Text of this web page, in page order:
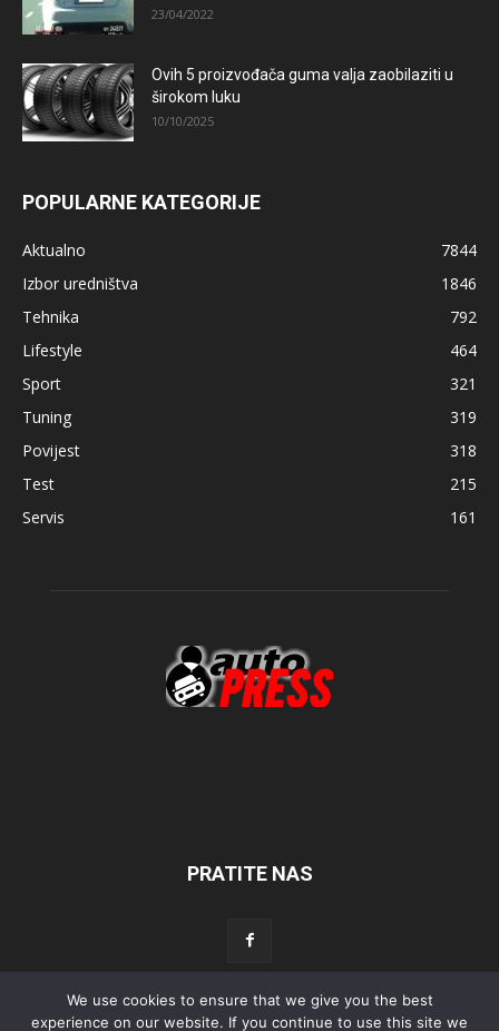
23/04/2022
Ovih 5 proizvođača guma valja zaobilaziti u
širokom luku
10/10/2025
POPULARNE KATEGORIJE
Aktualno
7844
Izbor uredništva
1846
Tehnika
792
Lifestyle
464
Sport
321
Tuning
319
Povijest
318
Test
215
Servis
161
PRATITE NAS
Početna Aktualno Test Tehnika Servis Tuning Sport
We use cookies to ensure that we give you the best
experience on our website. If you continue to use this site we